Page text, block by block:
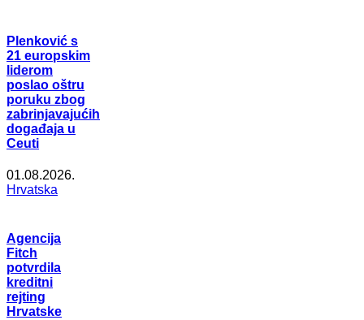
Plenković s
21 europskim
liderom
poslao oštru
poruku zbog
zabrinjavajućih
događaja u
Ceuti
01.08.2026.
Hrvatska
Agencija
Fitch
potvrdila
kreditni
rejting
Hrvatske